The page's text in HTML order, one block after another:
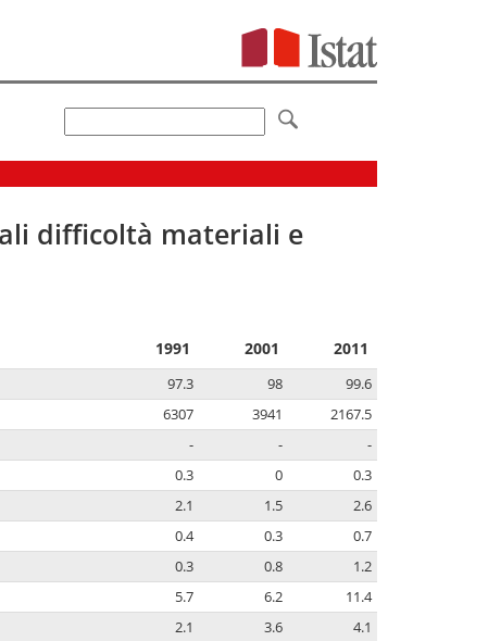
difficoltà materiali e
1991 2001 2011
97.3 98
99.6
6307 3941
2167.5
- -
-
0.3 0
0.3
2.1 1.5
2.6
0.4 0.3
0.7
0.3 0.8
1.2
5.7 6.2
11.4
2.1 3.6 4.1